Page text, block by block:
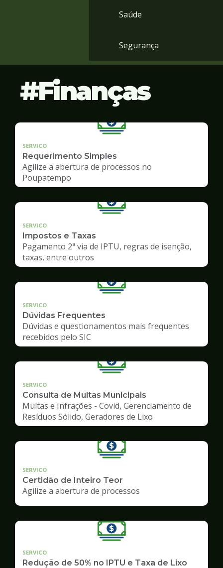
Saúde
Segurança
Finanças
SERVICO
Requerimento Simples
Agilize a abertura de processos no
Poupatempo
SERVICO
Impostos e Taxas
Pagamento 2ª via de IPTU, regras de isenção,
taxas, entre outros
SERVICO
Dúvidas Frequentes
Dúvidas e questionamentos mais frequentes
recebidos pelo SIC
SERVICO
Consulta de Multas Municipais
Multas e Infrações - Covid, Gerenciamento de
Resíduos Sólido, Geradores de Lixo
SERVICO
Certidão de Inteiro Teor
Agilize a abertura de processos
SERVICO
Redução de 50% no IPTU e Taxa de Lixo